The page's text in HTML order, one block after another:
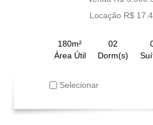
Locação R$
180m²
Área Útil
02
Dorm(s)
Selecionar